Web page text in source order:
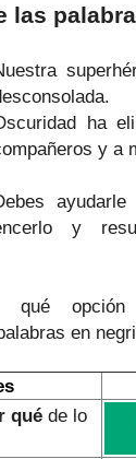
las
ha
y a
y
opción
en
qué de lo